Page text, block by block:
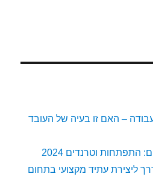
– האם זו בעיה של העובד
וטרנדים 2024
ליצירת עתיד מקצועי בתחום